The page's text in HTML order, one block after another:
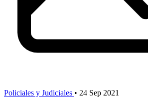
Policiales y Judiciales • 24 Sep 2021